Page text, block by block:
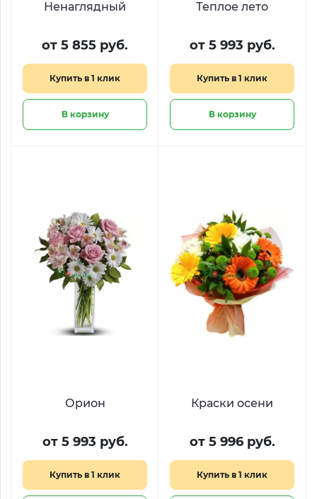
Ненаглядный
от 5 855 руб.
Купить в 1 клик
В корзину
Теплое лето
от 5 993 руб.
Купить в 1 клик
В корзину
Орион
от 5 993 руб.
Купить в 1 клик
Краски осени
от 5 996 руб.
Купить в 1 клик